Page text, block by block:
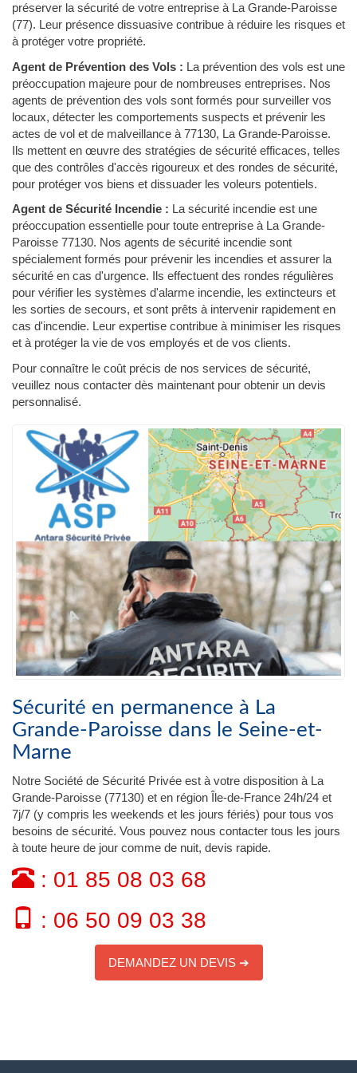
préserver la sécurité de votre entreprise à La Grande-Paroisse
(77). Leur présence dissuasive contribue à réduire les risques et
à protéger votre propriété.
Agent de Prévention des Vols : La prévention des vols est une
préoccupation majeure pour de nombreuses entreprises. Nos
agents de prévention des vols sont formés pour surveiller vos
locaux, détecter les comportements suspects et prévenir les
actes de vol et de malveillance à 77130, La Grande-Paroisse.
Ils mettent en œuvre des stratégies de sécurité efficaces, telles
que des contrôles d'accès rigoureux et des rondes de sécurité,
pour protéger vos biens et dissuader les voleurs potentiels.
Agent de Sécurité Incendie : La sécurité incendie est une
préoccupation essentielle pour toute entreprise à La Grande-
Paroisse 77130. Nos agents de sécurité incendie sont
spécialement formés pour prévenir les incendies et assurer la
sécurité en cas d'urgence. Ils effectuent des rondes régulières
pour vérifier les systèmes d'alarme incendie, les extincteurs et
les sorties de secours, et sont prêts à intervenir rapidement en
cas d'incendie. Leur expertise contribue à minimiser les risques
et à protéger la vie de vos employés et de vos clients.
Pour connaître le coût précis de nos services de sécurité,
veuillez nous contacter dès maintenant pour obtenir un devis
personnalisé.
Sécurité en permanence à La
Grande-Paroisse dans le Seine-et-
Marne
Notre Société de Sécurité Privée est à votre disposition à La
Grande-Paroisse (77130) et en région Île-de-France 24h/24 et
7j/7 (y compris les weekends et les jours fériés) pour tous vos
besoins de sécurité. Vous pouvez nous contacter tous les jours
à toute heure de jour comme de nuit, devis rapide.
: 01 85 08 03 68
: 06 50 09 03 38
DEMANDEZ UN DEVIS ➔